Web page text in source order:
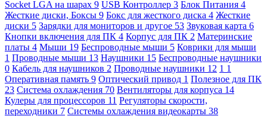
Socket LGA на шарах 9 USB Контроллер 3 Блок Питания 4
Жесткие диски, Боксы 9 Бокс для жесткого диска 4 Жесткие
диски 5 Зарядки для мониторов и другое 53 Звуковая карта 6
Кнопки включения для ПК 4 Корпус для ПК 2 Материнские
платы 4 Мыши 19 Беспроводные мыши 5 Коврики для мыши
1 Проводные мыши 13 Наушники 15 Беспроводные наушники
0 Кабель для наушников 2 Проводные наушники 12 1 1
Оперативная память 9 Оптический привод 1 Полезное для ПК
23 Система охлаждения 70 Вентиляторы для корпуса 14
Кулеры для процессоров 11 Регуляторы скорости,
переходники 7 Системы охлаждения видеокарты 38